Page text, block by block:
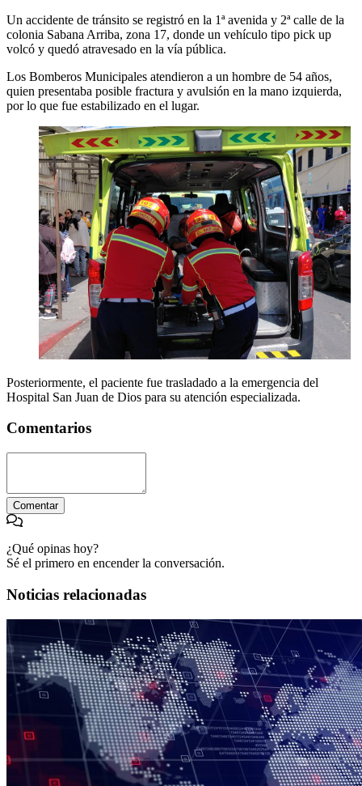
Un accidente de tránsito se registró en la 1ª avenida y 2ª calle de la
colonia Sabana Arriba, zona 17, donde un vehículo tipo pick up
volcó y quedó atravesado en la vía pública.
Los Bomberos Municipales atendieron a un hombre de 54 años,
quien presentaba posible fractura y avulsión en la mano izquierda,
por lo que fue estabilizado en el lugar.
Posteriormente, el paciente fue trasladado a la emergencia del
Hospital San Juan de Dios para su atención especializada.
Comentarios
Comentar
¿Qué opinas hoy?
Sé el primero en encender la conversación.
Noticias relacionadas